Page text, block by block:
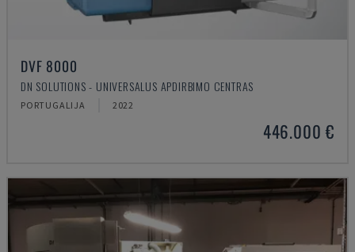
DVF 8000
DN SOLUTIONS - UNIVERSALUS APDIRBIMO CENTRAS
PORTUGALIJA 2022
446.000 €